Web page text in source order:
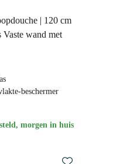
| 120 cm
wand met
beschermer
morgen in huis